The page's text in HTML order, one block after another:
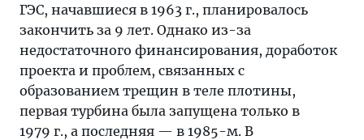
ГЭС, начавшиеся в 1963 г., планировалось
закончить за 9 лет. Однако из-за
недостаточного финансирования, доработок
проекта и проблем, связанных с
образованием трещин в теле плотины,
первая турбина была запущена только в
1979 г., а последняя — в 1985-м. В